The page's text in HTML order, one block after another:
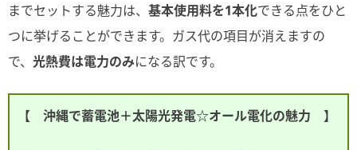
までセットする魅力は、 基本使用料を1本化できる点をひと
つに挙げることができます。ガス代の項目が消えますの
で、 光熱費は電力のみになる訳です。
【 沖縄で蓄電池＋太陽光発電☆オール電化の魅力 】